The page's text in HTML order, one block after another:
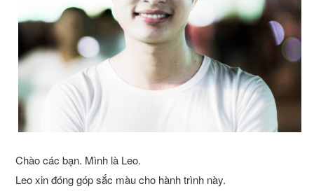
Chào các bạn. Mình là Leo.
Leo xin đóng góp sắc màu cho hành trình này.